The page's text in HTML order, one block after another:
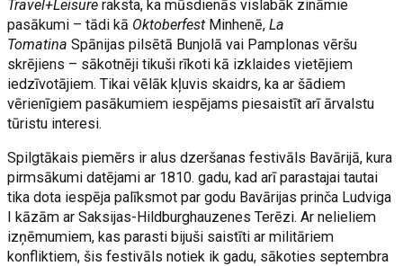
Travel+Leisure raksta, ka mūsdienās vislabāk zināmie
pasākumi – tādi kā Oktoberfest Minhenē,La
Tomatina Spānijas pilsētā Bunjolā vai Pamplonas vēršu
skrējiens – sākotnēji tikuši rīkoti kā izklaides vietējiem
iedzīvotājiem. Tikai vēlāk kļuvis skaidrs, ka ar šādiem
vērienīgiem pasākumiem iespējams piesaistīt arī ārvalstu
tūristu interesi.
Spilgtākais piemērs ir alus dzeršanas festivāls Bavārijā, kura
pirmsākumi datējami ar 1810. gadu, kad arī parastajai tautai
tika dota iespēja palīksmot par godu Bavārijas prinča Ludviga
I kāzām ar Saksijas-Hildburghauzenes Terēzi. Ar nelieliem
izņēmumiem, kas parasti bijuši saistīti ar militāriem
konfliktiem, šis festivāls notiek ik gadu, sākoties septembra